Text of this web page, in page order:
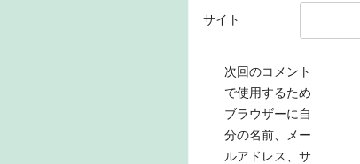
サイト
次回のコメント
で使用するため
ブラウザーに自
分の名前、メー
ルアドレス、サ